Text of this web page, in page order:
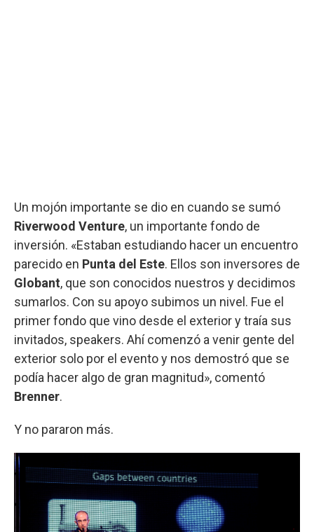
Un mojón importante se dio en cuando se sumó
Riverwood Venture, un importante fondo de
inversión. «Estaban estudiando hacer un encuentro
parecido en Punta del Este. Ellos son inversores de
Globant, que son conocidos nuestros y decidimos
sumarlos. Con su apoyo subimos un nivel. Fue el
primer fondo que vino desde el exterior y traía sus
invitados, speakers. Ahí comenzó a venir gente del
exterior solo por el evento y nos demostró que se
podía hacer algo de gran magnitud», comentó
Brenner.
Y no pararon más.